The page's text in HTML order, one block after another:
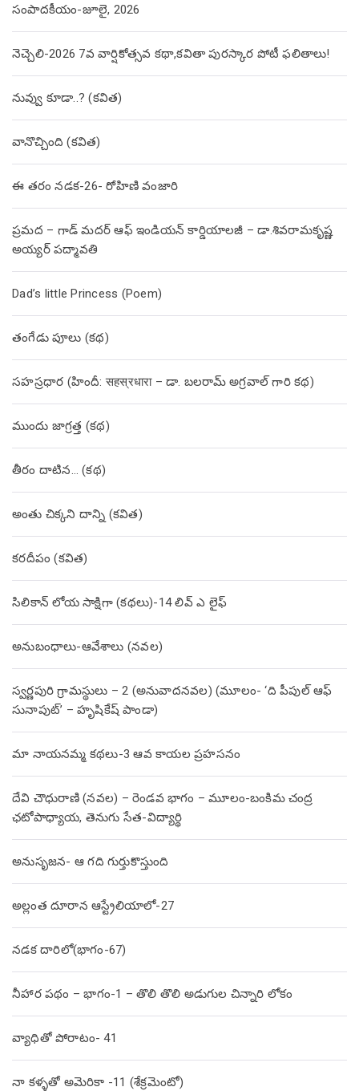
సంపాదకీయం-జూలై, 2026
నెచ్చెలి-2026 7వ వార్షికోత్సవ కథా,కవితా పురస్కార పోటీ ఫలితాలు!
నువ్వు కూడా..? (కవిత)
వానొచ్చింది (కవిత)
ఈ తరం నడక-26- రోహిణి వంజారి
ప్రమద – గాడ్ మదర్ ఆఫ్ ఇండియన్ కార్డియాలజీ – డా.శివరామకృష్ణ
అయ్యర్ పద్మావతి
Dad’s little Princess (Poem)
తంగేడు పూలు (క‌థ‌)
సహస్రధార (హిందీ: सहस्रधारा – డా. బలరామ్ అగ్రవాల్ గారి కథ)
ముందు జాగ్రత్త (క‌థ‌)
తీరం దాటిన… (క‌థ‌)
అంతు చిక్కని దాన్ని (కవిత)
కరదీపం (కవిత)
సిలికాన్ లోయ సాక్షిగా (కథలు)-14 లివ్ ఎ లైఫ్
అనుబంధాలు-ఆవేశాలు (నవల)
స్వర్ణపురి గ్రామస్థులు – 2 (అనువాదనవల) (మూలం- ‘ది పీపుల్ ఆఫ్
సునాపుట్’ – హృషికేష్ పాండా)
మా నాయనమ్మ కథలు-3 ఆవ కాయల ప్రహసనం
దేవి చౌధురాణి (నవల) – రెండవ భాగం – మూలం-బంకిమ చంద్ర
ఛటోపాధ్యాయ, తెనుగు సేత-విద్యార్థి
అనుసృజన- ఆ గది గుర్తుకొస్తుంది
అల్లంత దూరాన ఆస్ట్రేలియాలో-27
నడక దారిలో(భాగం-67)
నీహార పథం – భాగం-1 – తొలి తొలి అడుగుల చిన్నారి లోకం
వ్యాధితో పోరాటం- 41
నా కళ్ళతో అమెరికా -11 (శేక్రమెంటో)